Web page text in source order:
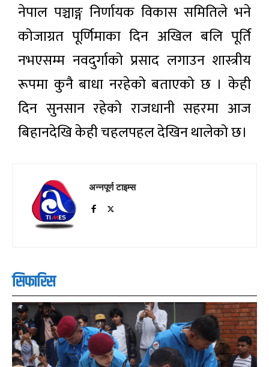
नेपाल पञ्चाङ्ग निर्णायक विकास समितिले भने
कोजाग्रत पूर्णिमाका दिन अखिल बलि पूर्ति
नभएसम्म नवदुर्गाको प्रसाद लगाउन शास्त्रीय
रूपमा कुनै बाधा नरहेको बताएको छ । केही
दिन सुनसान रहेको राजधानी सहरमा आज
बिहानदेखि केही चहलपहल देखिन थालेको छ।
अन्नपूर्ण टाइम्स
सिफारिस